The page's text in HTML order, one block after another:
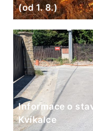
(od 1. 8.)
Informace o
Kvíkalce